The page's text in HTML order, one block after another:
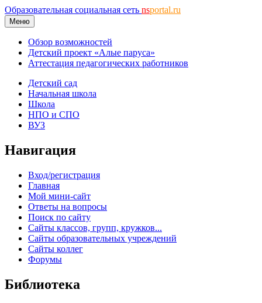
Образовательная социальная сеть nsportal.ru
Меню
Обзор возможностей
Детский проект «Алые паруса»
Аттестация педагогических работников
Детский сад
Начальная школа
Школа
НПО и СПО
ВУЗ
Навигация
Вход/регистрация
Главная
Мой мини-сайт
Ответы на вопросы
Поиск по сайту
Сайты классов, групп, кружков...
Сайты образовательных учреждений
Сайты коллег
Форумы
Библиотека